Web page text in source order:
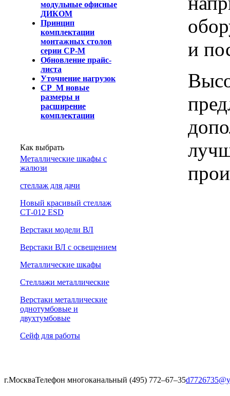
модульные офисные
ДИКОМ
Принцип
комплектации
монтажных столов
серии СР-М
Обновление прайс-
листа
Уточнение нагрузок
СР_М новые
размеры и
расширение
комплектации
Как выбрать
Металлические шкафы с
жалюзи
cтеллаж для дачи
Новый красивый стеллаж
СТ-012 ESD
Верстаки модели ВЛ
Верстаки ВЛ с освещением
Металлические шкафы
Стеллажи металлические
Верстаки металлические
однотумбовые и
двухтумбовые
Сейф для работы
и
г.МоскваТелефон многоканальный (495) 772‒67‒35